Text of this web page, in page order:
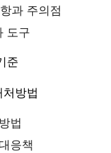
과 주의점
도구
준
방법
법
응책